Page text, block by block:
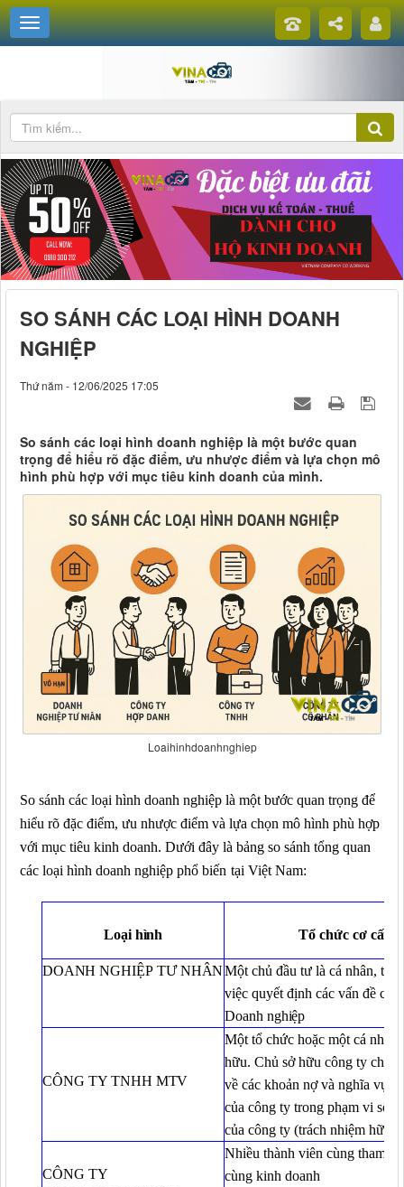
SO SÁNH CÁC LOẠI HÌNH DOANH
NGHIỆP
Thứ năm - 12/06/2025 17:05
So sánh các loại hình doanh nghiệp là một bước quan
trọng để hiểu rõ đặc điểm, ưu nhược điểm và lựa chọn mô
hình phù hợp với mục tiêu kinh doanh của mình.
Loaihinhdoanhnghiep
So sánh các loại hình doanh nghiệp là một bước quan trọng để
hiểu rõ đặc điểm, ưu nhược điểm và lựa chọn mô hình phù hợp
với mục tiêu kinh doanh. Dưới đây là bảng so sánh tổng quan
các loại hình doanh nghiệp phổ biến tại Việt Nam:
Loạihình Tổ chức cơ cấu
DOANHNGHIỆP TƯNHÂNMột chủ đầu tư là cá nhân,
việc quyết định các vấn đề của
Doanh nghiệp
CÔNG TY TNHH MTV
Một tổ chức hoặc một cá nhân
hữu. Chủ sở hữu công ty chịu
về các khoản nợ và nghĩa vụ
của công ty trong phạm vi số
của công ty (trách nhiệm hữu
CÔNG TY
Nhiều thành viên cùng tham
cùng kinh doanh